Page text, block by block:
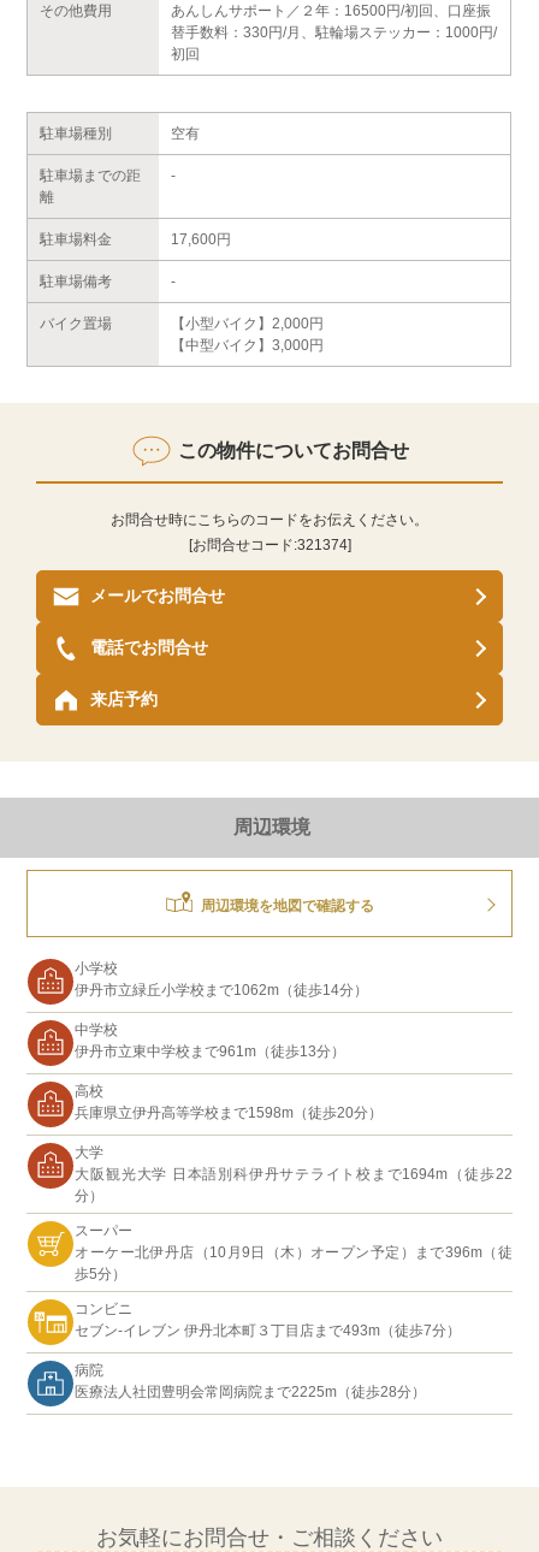
その他費用
あんしんサポート／２年：16500円/初回、口座振
替手数料：330円/月、駐輪場ステッカー：1000円/
初回
駐車場種別 空有
駐車場までの距
離
-
駐車場料金 17,600円
駐車場備考 -
バイク置場
【小型バイク】2,000円
【中型バイク】3,000円
この物件についてお問合せ
お問合せ時にこちらのコードをお伝えください。
[お問合せコード:321374]
メールでお問合せ
来店予約
電話でお問合せ
周辺環境
周辺環境を地図で確認する
小学校
伊丹市立緑丘小学校まで1062m（徒歩14分）
中学校
伊丹市立東中学校まで961m（徒歩13分）
高校
兵庫県立伊丹高等学校まで1598m（徒歩20分）
大学
大阪観光大学 日本語別科伊丹サテライト校まで1694m（徒歩22
分）
スーパー
オーケー北伊丹店（10月9日（木）オープン予定）まで396m（徒
歩5分）
コンビニ
セブン-イレブン 伊丹北本町３丁目店まで493m（徒歩7分）
病院
医療法人社団豊明会常岡病院まで2225m（徒歩28分）
お気軽にお問合せ・ご相談ください